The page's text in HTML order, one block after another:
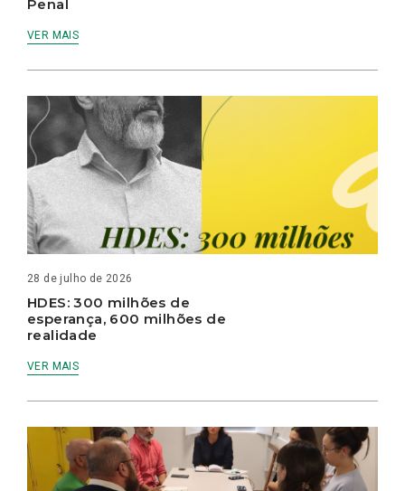
Penal
VER MAIS
28 de julho de 2026
HDES: 300 milhões de
esperança, 600 milhões de
realidade
VER MAIS